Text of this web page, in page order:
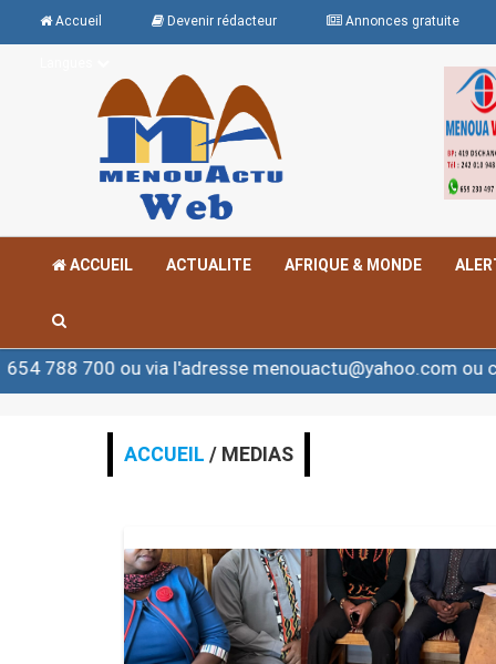
Accueil Devenir rédacteur Annonces gratuite
ACCUEIL ACTUALITE AFRIQUE & MONDE
l'adresse menouactu@yahoo.com ou
ACCUEIL / MEDIAS